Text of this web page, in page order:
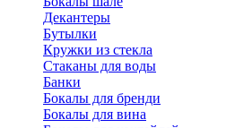
Декантеры
Бутылки
Кружки из стекла
Стаканы для воды
Банки
Бокалы для бренди
Бокалы для вина